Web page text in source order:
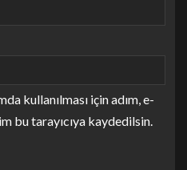
kullanılması için adım, e-
bu tarayıcıya kaydedilsin.